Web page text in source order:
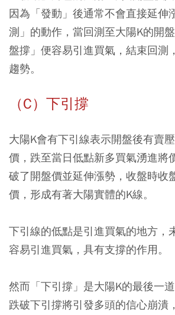
因為「發動」後通常不會直接延伸
測」的動作，當回測至大陽K的開
盤撐」便容易引進買氣，結束回測
趨勢。
（C）下引撐
大陽K會有下引線表示開盤後有賣
價，跌至當日低點新多買氣湧進將
破了開盤價並延伸漲勢，收盤時收
價，形成有著大陽實體的K線。
下引線的低點是引進買氣的地方，
容易引進買氣，具有支撐的作用。
然而「下引撐」是大陽K的最後一
跌破下引撐將引發多頭的信心崩潰